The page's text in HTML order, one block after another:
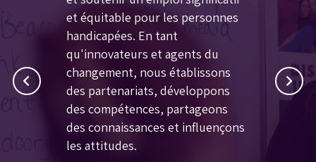
et équitable pour les personnes
handicapées. En tant
qu'innovateurs et agents du
changement, nous établissons
des partenariats, développons
des compétences, partageons
des connaissances et influençons
les attitudes.